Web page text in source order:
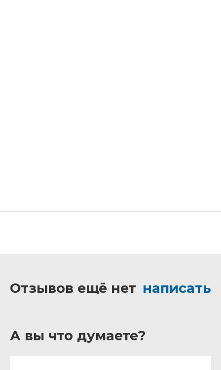
Отзывов ещё нет написать
А вы что думаете?